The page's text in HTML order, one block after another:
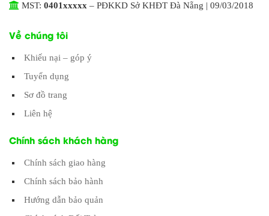
MST: 0401xxxxx – PĐKKD Sở KHĐT Đà Nẵng | 09/03/2018
Về chúng tôi
Khiếu nại – góp ý
Tuyển dụng
Sơ đồ trang
Liên hệ
Chính sách khách hàng
Chính sách giao hàng
Chính sách bảo hành
Hướng dẫn bảo quản